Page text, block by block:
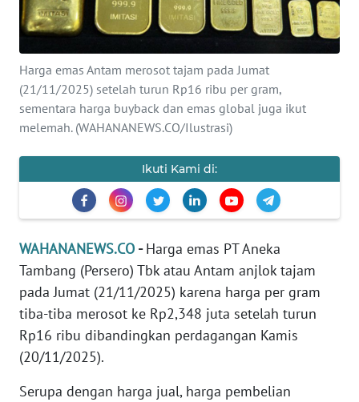
Harga emas Antam merosot tajam pada Jumat
(21/11/2025) setelah turun Rp16 ribu per gram,
sementara harga buyback dan emas global juga ikut
melemah. (WAHANANEWS.CO/Ilustrasi)
Ikuti Kami di:
WAHANANEWS.CO -Harga emas PT Aneka
Tambang (Persero) Tbk atau Antam anjlok tajam
pada Jumat (21/11/2025) karena harga per gram
tiba-tiba merosot ke Rp2,348 juta setelah turun
Rp16 ribu dibandingkan perdagangan Kamis
(20/11/2025).
Serupa dengan harga jual, harga pembelian
INTERNASIONAL
SERBA-SERBI
PENDIDIKAN
Informasi
INDEKS
BERITA
KONTAK
KAMI